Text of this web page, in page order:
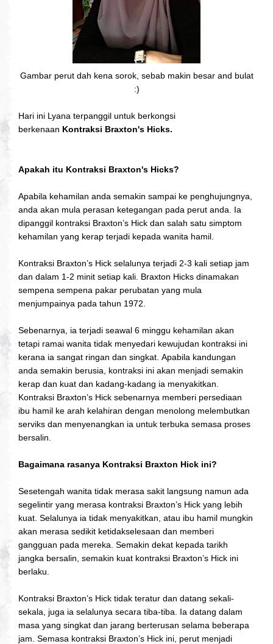
Gambar perut dah kena sorok, sebab makin besar and bulat
:)
Hari ini Lyana terpanggil untuk berkongsi
berkenaan Kontraksi Braxton's Hicks.
Apakah itu Kontraksi Braxton's Hicks?
Apabila kehamilan anda semakin sampai ke penghujungnya,
anda akan mula perasan ketegangan pada perut anda. Ia
dipanggil kontraksi Braxton’s Hick dan salah satu simptom
kehamilan yang kerap terjadi kepada wanita hamil.
Kontraksi Braxton’s Hick selalunya terjadi 2-3 kali setiap jam
dan dalam 1-2 minit setiap kali. Braxton Hicks dinamakan
sempena sempena pakar perubatan yang mula
menjumpainya pada tahun 1972.
Sebenarnya, ia terjadi seawal 6 minggu kehamilan akan
tetapi ramai wanita tidak menyedari kewujudan kontraksi ini
kerana ia sangat ringan dan singkat. Apabila kandungan
anda semakin berusia, kontraksi ini akan menjadi semakin
kerap dan kuat dan kadang-kadang ia menyakitkan.
Kontraksi Braxton’s Hick sebenarnya memberi persediaan
ibu hamil ke arah kelahiran dengan menolong melembutkan
serviks dan menyenangkan ia untuk terbuka semasa proses
bersalin.
Bagaimana rasanya Kontraksi Braxton Hick ini?
Sesetengah wanita tidak merasa sakit langsung namun ada
segelintir yang merasa kontraksi Braxton’s Hick yang lebih
kuat. Selalunya ia tidak menyakitkan, atau ibu hamil mungkin
akan merasa sedikit ketidakselesaan dan memberi
gangguan pada mereka. Semakin dekat kepada tarikh
jangka bersalin, semakin kuat kontraksi Braxton’s Hick ini
berlaku.
Kontraksi Braxton’s Hick tidak teratur dan datang sekali-
sekala, juga ia selalunya secara tiba-tiba. Ia datang dalam
masa yang singkat dan jarang berterusan selama beberapa
jam. Semasa kontraksi Braxton’s Hick ini, perut menjadi